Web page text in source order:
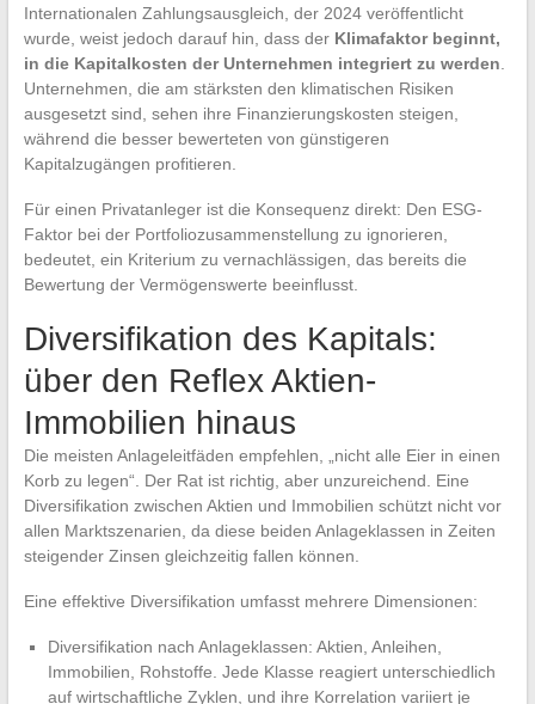
Internationalen Zahlungsausgleich, der 2024 veröffentlicht
wurde, weist jedoch darauf hin, dass der Klimafaktor beginnt,
in die Kapitalkosten der Unternehmen integriert zu werden
Unternehmen, die am stärksten den klimatischen Risiken
ausgesetzt sind, sehen ihre Finanzierungskosten steigen,
während die besser bewerteten von günstigeren
Kapitalzugängen profitieren.
Für einen Privatanleger ist die Konsequenz direkt: Den ESG-
Faktor bei der Portfoliozusammenstellung zu ignorieren,
bedeutet, ein Kriterium zu vernachlässigen, das bereits die
Bewertung der Vermögenswerte beeinflusst.
Diversifikation des Kapitals:
über den Reflex Aktien-
Immobilien hinaus
Die meisten Anlageleitfäden empfehlen, „nicht alle Eier in einen
Korb zu legen“. Der Rat ist richtig, aber unzureichend. Eine
Diversifikation zwischen Aktien und Immobilien schützt nicht vor
allen Marktszenarien, da diese beiden Anlageklassen in Zeiten
steigender Zinsen gleichzeitig fallen können.
Eine effektive Diversifikation umfasst mehrere Dimensionen:
Diversifikation nach Anlageklassen: Aktien, Anleihen,
Immobilien, Rohstoffe. Jede Klasse reagiert unterschiedlich
auf wirtschaftliche Zyklen, und ihre Korrelation variiert je